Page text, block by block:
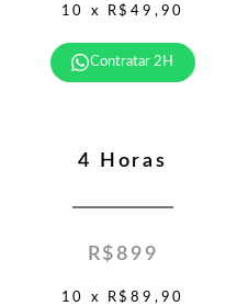
10 x R$49,90
Contratar 2H
4 Horas
R$899
10 x R$89,90